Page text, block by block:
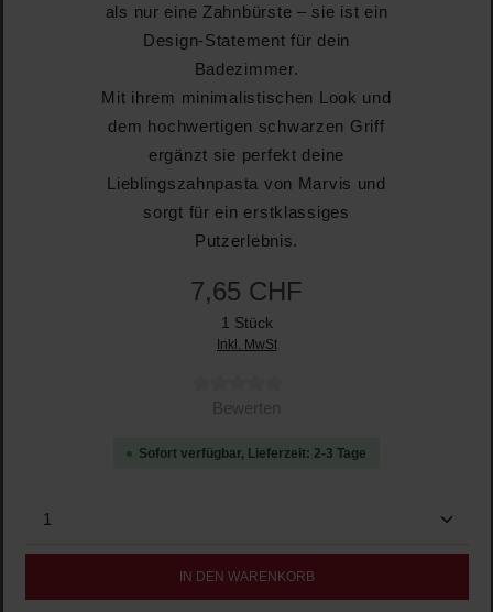
als nur eine Zahnbürste – sie ist ein
Design-Statement für dein
Badezimmer.
Mit ihrem minimalistischen Look und
dem hochwertigen schwarzen Griff
ergänzt sie perfekt deine
Lieblingszahnpasta von Marvis und
sorgt für ein erstklassiges
Putzerlebnis.
7,65 CHF
1 Stück
Inkl. MwSt
Durchschnittliche Bewertung von 0 von 5 Sternen
Bewerten
Sofort verfügbar, Lieferzeit: 2-3 Tage
Produkt Anzahl: Gib den gewünschten Wert ein
IN DEN WARENKORB